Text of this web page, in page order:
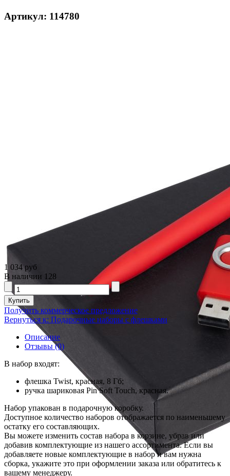
Артикул: 114780
1 034 руб
В наличии 128
Получить коммерческое предложение
Вернуться к: Подарочные наборы с флешками
Описание
Отзывы (0)
В набор входят:
флешка Twist, красная, 8 Гб;
ручка шариковая Pin Soft Touch, красная.
Набор упакован в подарочную коробку.
Доступное количество наборов отображается по наименьшему
остатку его составляющих.
Вы можете изменить состав набора в корзине, убрав или
добавив комплектующие из нашего ассортимента. Если вы
добавляете новые комплектующие в набор и вам нужна
сборка, укажите это при оформлении заказа или обратитесь к
вашему менеджеру.